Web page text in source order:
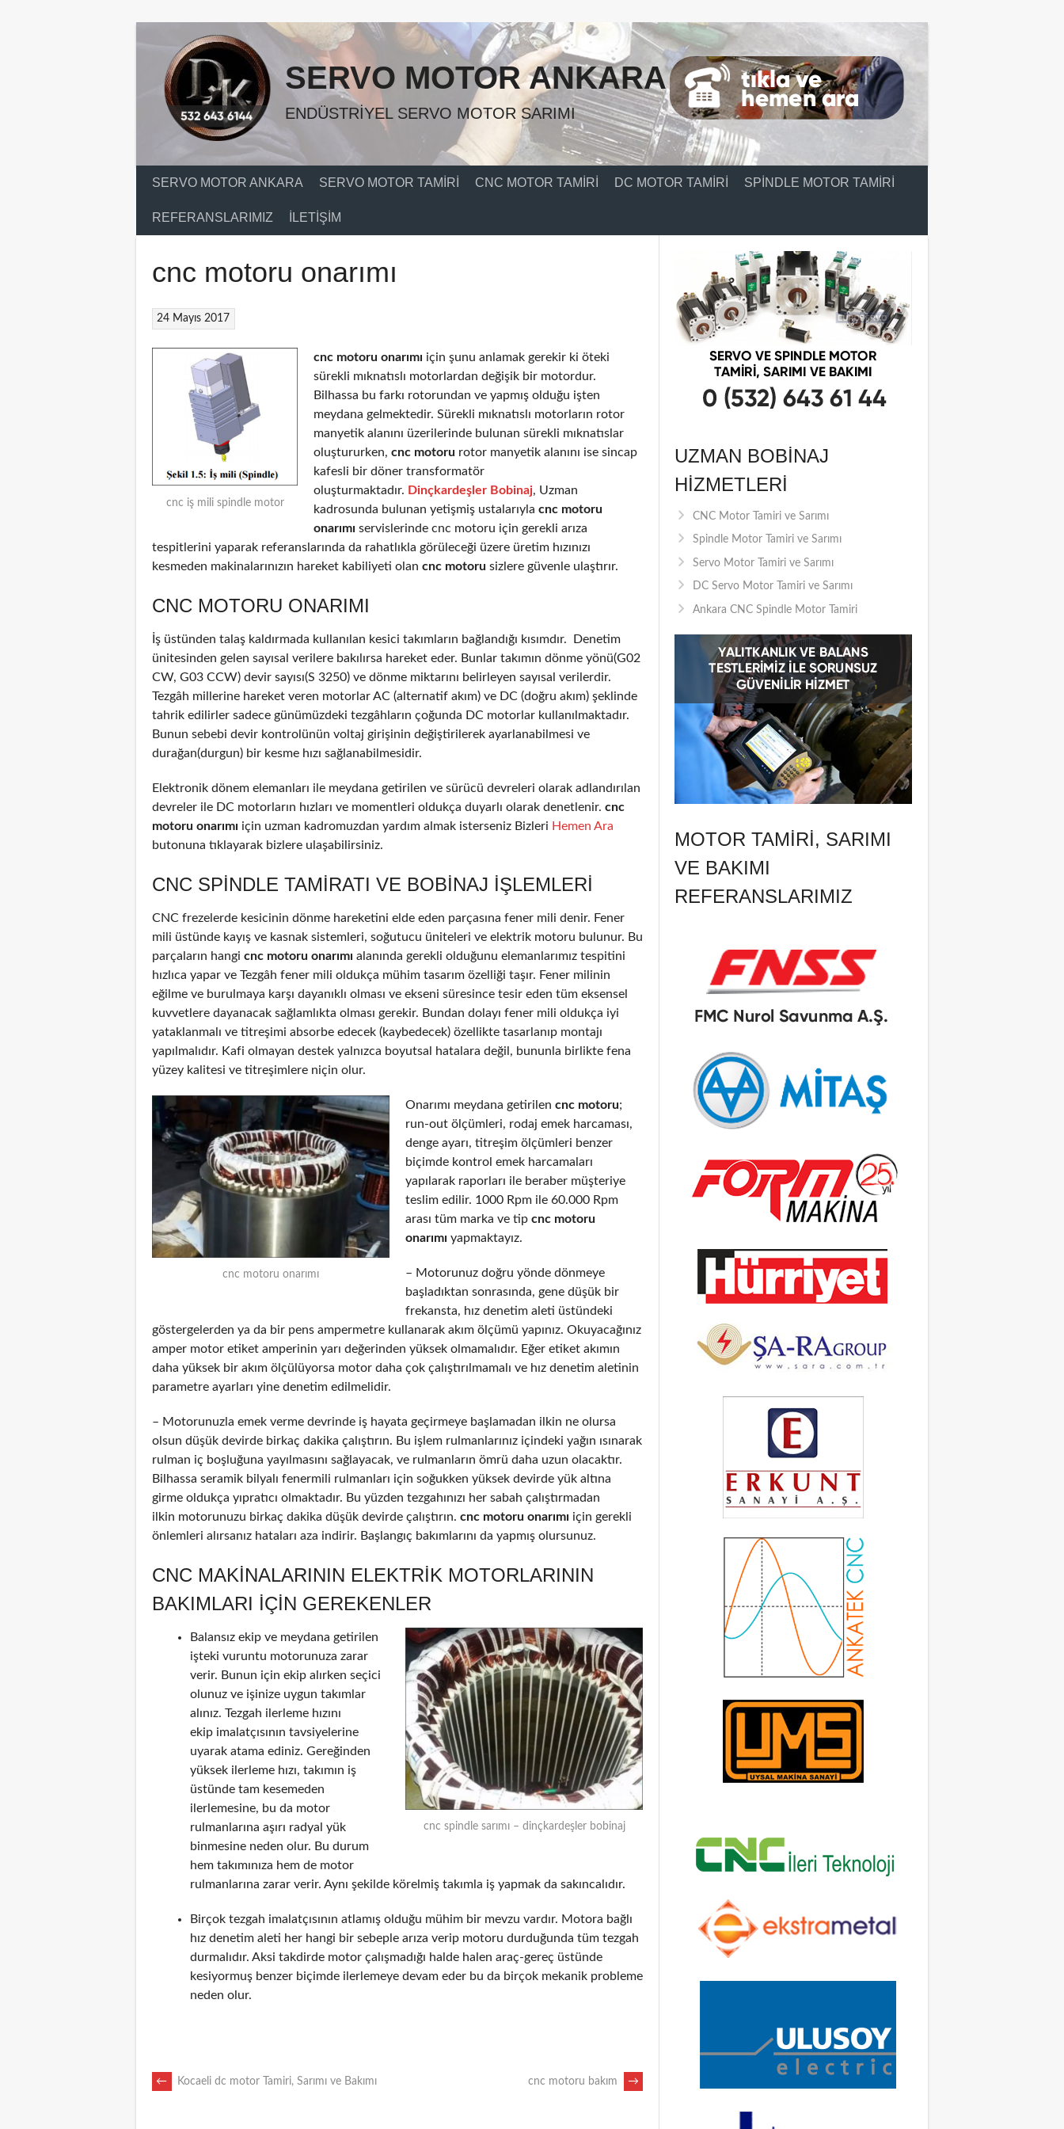
SERVO MOTOR ANKARA
ENDÜSTRIYEL SERVO MOTOR SARIMI
SERVO MOTOR ANKARA SERVO MOTOR TAMIRI CNC MOTOR TAMIRI DC MOTOR TAMIRI SPINDLE MOTOR TAMIRI
REFERANSLARIMIZ İLETIŞIM
cnc motoru onarımı
24 Mayıs 2017
cnc iş mili spindle motor
cnc motoru onarımı için şunu anlamak gerekir ki öteki
sürekli mıknatıslı motorlardan değişik bir motordur.
Bilhassa bu farkı rotorundan ve yapmış olduğu işten
meydana gelmektedir. Sürekli mıknatıslı motorların rotor
manyetik alanını üzerilerinde bulunan sürekli mıknatıslar
oluştururken, cnc motoru rotor manyetik alanını ise sincap
kafesli bir döner transformatör
oluşturmaktadır. Dinçkardeşler Bobinaj, Uzman
kadrosunda bulunan yetişmiş ustalarıyla cnc motoru
onarımı servislerinde cnc motoru için gerekli arıza
tespitlerini yaparak referanslarında da rahatlıkla görüleceği üzere üretim hızınızı
kesmeden makinalarınızın hareket kabiliyeti olan cnc motoru sizlere güvenle ulaştırır.
CNC MOTORU ONARIMI
İş üstünden talaş kaldırmada kullanılan kesici takımların bağlandığı kısımdır. Denetim
ünitesinden gelen sayısal verilere bakılırsa hareket eder. Bunlar takımın dönme yönü(G02
CW, G03 CCW) devir sayısı(S 3250) ve dönme miktarını belirleyen sayısal verilerdir.
Tezgâh millerine hareket veren motorlar AC (alternatif akım) ve DC (doğru akım) şeklinde
tahrik edilirler sadece günümüzdeki tezgâhların çoğunda DC motorlar kullanılmaktadır.
Bunun sebebi devir kontrolünün voltaj girişinin değiştirilerek ayarlanabilmesi ve
durağan(durgun) bir kesme hızı sağlanabilmesidir.
Elektronik dönem elemanları ile meydana getirilen ve sürücü devreleri olarak adlandırılan
devreler ile DC motorların hızları ve momentleri oldukça duyarlı olarak denetlenir. cnc
motoru onarımı için uzman kadromuzdan yardım almak isterseniz Bizleri Hemen Ara
butonuna tıklayarak bizlere ulaşabilirsiniz.
CNC SPINDLE TAMIRATI VE BOBINAJ IŞLEMLERI
CNC frezelerde kesicinin dönme hareketini elde eden parçasına fener mili denir. Fener
mili üstünde kayış ve kasnak sistemleri, soğutucu üniteleri ve elektrik motoru bulunur. Bu
parçaların hangi cnc motoru onarımı alanında gerekli olduğunu elemanlarımız tespitini
hızlıca yapar ve Tezgâh fener mili oldukça mühim tasarım özelliği taşır. Fener milinin
eğilme ve burulmaya karşı dayanıklı olması ve ekseni süresince tesir eden tüm eksensel
kuvvetlere dayanacak sağlamlıkta olması gerekir. Bundan dolayı fener mili oldukça iyi
yataklanmalı ve titreşimi absorbe edecek (kaybedecek) özellikte tasarlanıp montajı
yapılmalıdır. Kafi olmayan destek yalnızca boyutsal hatalara değil, bununla birlikte fena
yüzey kalitesi ve titreşimlere niçin olur.
cnc motoru onarımı
Onarımı meydana getirilen cnc motoru;
run-out ölçümleri, rodaj emek harcaması,
denge ayarı, titreşim ölçümleri benzer
biçimde kontrol emek harcamaları
yapılarak raporları ile beraber müşteriye
teslim edilir. 1000 Rpm ile 60.000 Rpm
arası tüm marka ve tip cnc motoru
onarımı yapmaktayız.
– Motorunuz doğru yönde dönmeye
başladıktan sonrasında, gene düşük bir
frekansta, hız denetim aleti üstündeki
göstergelerden ya da bir pens ampermetre kullanarak akım ölçümü yapınız. Okuyacağınız
amper motor etiket amperinin yarı değerinden yüksek olmamalıdır. Eğer etiket akımın
daha yüksek bir akım ölçülüyorsa motor daha çok çalıştırılmamalı ve hız denetim aletinin
parametre ayarları yine denetim edilmelidir.
– Motorunuzla emek verme devrinde iş hayata geçirmeye başlamadan ilkin ne olursa
olsun düşük devirde birkaç dakika çalıştırın. Bu işlem rulmanlarınız içindeki yağın ısınarak
rulman iç boşluğuna yayılmasını sağlayacak, ve rulmanların ömrü daha uzun olacaktır.
Bilhassa seramik bilyalı fenermili rulmanları için soğukken yüksek devirde yük altına
girme oldukça yıpratıcı olmaktadır. Bu yüzden tezgahınızı her sabah çalıştırmadan
ilkin motorunuzu birkaç dakika düşük devirde çalıştırın. cnc motoru onarımı için gerekli
önlemleri alırsanız hataları aza indirir. Başlangıç bakımlarını da yapmış olursunuz.
CNC MAKINALARININ ELEKTRIK MOTORLARININ
BAKIMLARI IÇIN GEREKENLER
cnc spindle sarımı – dinçkardeşler bobinaj
Balansız ekip ve meydana getirilen
işteki vuruntu motorunuza zarar
verir. Bunun için ekip alırken seçici
olunuz ve işinize uygun takımlar
alınız. Tezgah ilerleme hızını
ekip imalatçısının tavsiyelerine
uyarak atama ediniz. Gereğinden
yüksek ilerleme hızı, takımın iş
üstünde tam kesemeden
ilerlemesine, bu da motor
rulmanlarına aşırı radyal yük
binmesine neden olur. Bu durum
hem takımınıza hem de motor
rulmanlarına zarar verir. Aynı şekilde körelmiş takımla iş yapmak da sakıncalıdır.
Birçok tezgah imalatçısının atlamış olduğu mühim bir mevzu vardır. Motora bağlı
hız denetim aleti her hangi bir sebeple arıza verip motoru durduğunda tüm tezgah
durmalıdır. Aksi takdirde motor çalışmadığı halde halen araç-gereç üstünde
kesiyormuş benzer biçimde ilerlemeye devam eder bu da birçok mekanik probleme
neden olur.
POST
← Kocaeli dc motor Tamiri, Sarımı ve Bakımı cnc motoru bakım →
UZMAN BOBINAJ
HIZMETLERI
CNC Motor Tamiri ve Sarımı
Spindle Motor Tamiri ve Sarımı
Servo Motor Tamiri ve Sarımı
DC Servo Motor Tamiri ve Sarımı
Ankara CNC Spindle Motor Tamiri
MOTOR TAMIRI, SARIMI
VE BAKIMI
REFERANSLARIMIZ